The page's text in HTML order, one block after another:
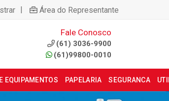
| Área do Representante
Fale Conosco
(61) 3036-9900
(61)99800-0010
EQUIPAMENTOS PAPELARIA SEGURANCA